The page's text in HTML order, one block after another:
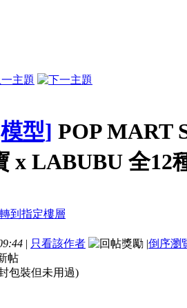
型] POP MART
x LABUBU 全12
| 只看該作者 |倒序瀏
帖
包裝但未用過)